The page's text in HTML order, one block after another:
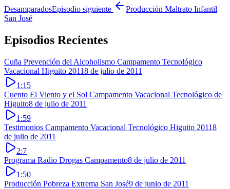
DesamparadosEpisodio siguiente
Producción Maltrato Infantil
San José
Episodios Recientes
Cuña Prevención del Alcoholismo Campamento Tecnológico
Vacacional Higuito 20118 de julio de 2011
1:15
Cuento El Viento y el Sol Campamento Vacacional Tecnológico de
Higuito8 de julio de 2011
1:59
Testimonios Campamento Vacacional Tecnológico Higuito 20118
de julio de 2011
2:7
Programa Radio Drogas Campamento8 de julio de 2011
1:50
Producción Pobreza Extrema San José9 de junio de 2011